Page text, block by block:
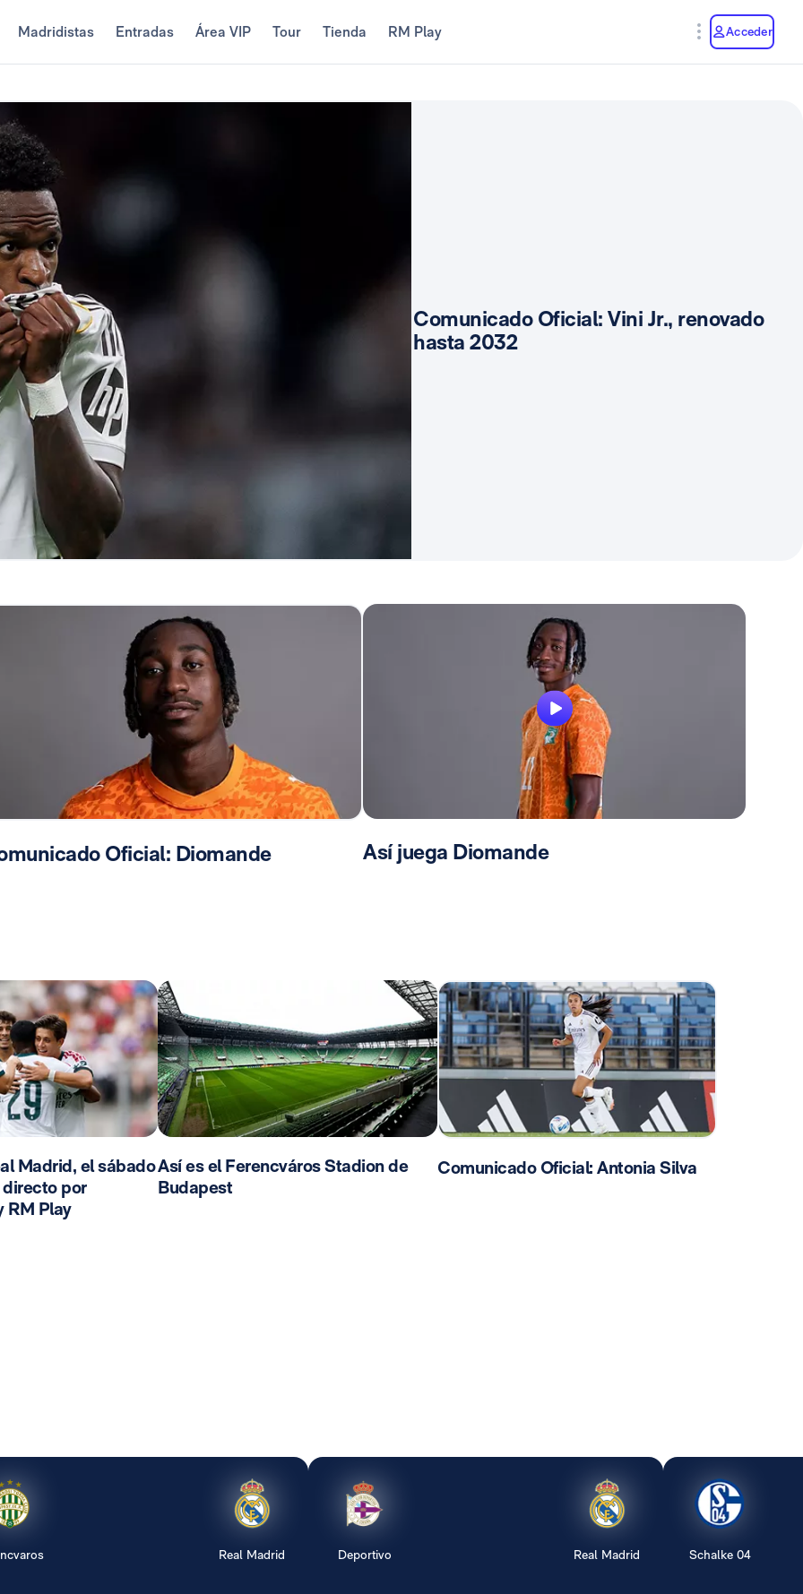
Madridistas Entradas Área VIP Tour Tienda RM Play Acceder
Comunicado Oficial: Vini Jr., renovado
hasta 2032
Oficial: Diomande Así juega Diomande
Madrid, el sábado
directo por
RM Play
Así es el Ferencváros Stadion de
Budapest
Comunicado Oficial: Antonia Silva
Real Madrid Deportivo Real Madrid Schalke 04